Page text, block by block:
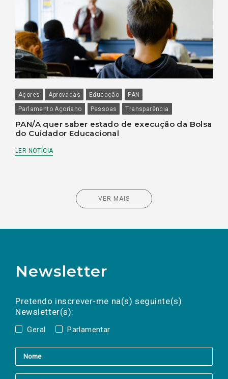
Açores Aprovadas Educação
PAN
Parlamento Açoriano
Pessoas Transparência
PAN/A quer saber estado de execução da Bolsa
do Cuidador Educacional
LER NOTÍCIA
VER MAIS
Newsletter
Pretendo inscrever-me na(s) seguinte(s)
Newsletter(s):
Geral Parlamentar
a(s) newsletter(s).
mail